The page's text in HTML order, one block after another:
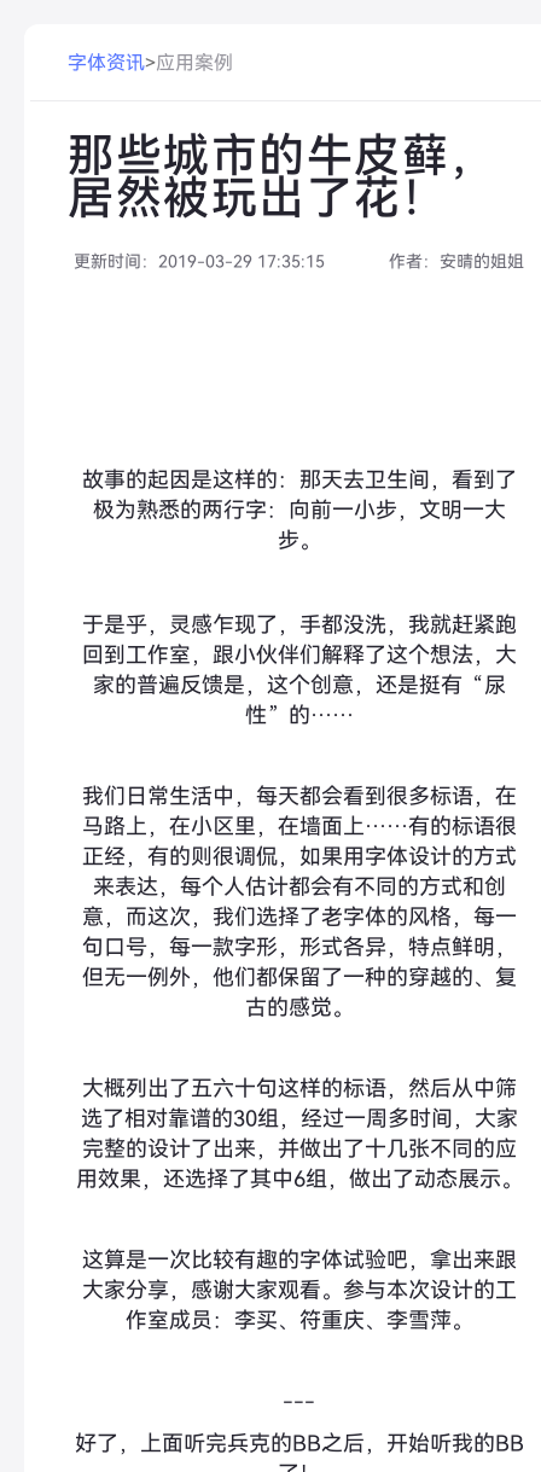
字体资讯>应用案例
那些城市的牛皮藓，
居然被玩出了花！
更新时间： 2019-03-29 17:35:15 作者： 安晴的姐姐
故事的起因是这样的：那天去卫生间，看到了
极为熟悉的两行字：向前一小步，文明一大
步。
于是乎，灵感乍现了，手都没洗，我就赶紧跑
回到工作室，跟小伙伴们解释了这个想法，大
家的普遍反馈是，这个创意，还是挺有“尿
性”的……
我们日常生活中，每天都会看到很多标语，在
马路上，在小区里，在墙面上……有的标语很
正经，有的则很调侃，如果用字体设计的方式
来表达，每个人估计都会有不同的方式和创
意，而这次，我们选择了老字体的风格，每一
句口号，每一款字形，形式各异，特点鲜明，
但无一例外，他们都保留了一种的穿越的、复
古的感觉。
大概列出了五六十句这样的标语，然后从中筛
选了相对靠谱的30组，经过一周多时间，大家
完整的设计了出来，并做出了十几张不同的应
用效果，还选择了其中6组，做出了动态展示。
这算是一次比较有趣的字体试验吧，拿出来跟
大家分享，感谢大家观看。参与本次设计的工
作室成员：李买、符重庆、李雪萍。
---
好了，上面听完兵克的BB之后，开始听我的BB